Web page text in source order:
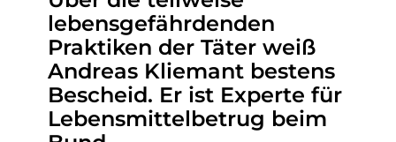
lebensgefährdenden
Praktiken der Täter weiß
Andreas Kliemant bestens
Bescheid. Er ist Experte für
Lebensmittelbetrug beim